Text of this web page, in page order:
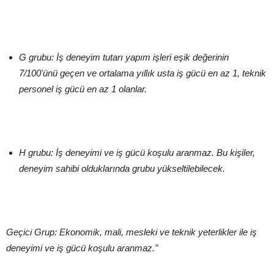
G grubu: İş deneyim tutarı yapım işleri eşik değerinin
7/100'ünü geçen ve ortalama yıllık usta iş gücü en az 1, teknik
personel iş gücü en az 1 olanlar.
H grubu: İş deneyimi ve iş gücü koşulu aranmaz. Bu kişiler,
deneyim sahibi olduklarında grubu yükseltilebilecek.
Geçici Grup: Ekonomik, mali, mesleki ve teknik yeterlikler ile iş
deneyimi ve iş gücü koşulu aranmaz."